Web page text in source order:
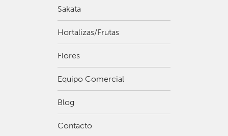
Sakata
Hortalizas/Frutas
Flores
Equipo Comercial
Blog
Contacto